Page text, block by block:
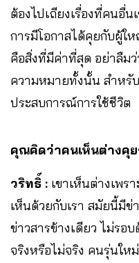
ต้องไปเถียงเรื่องที่คนอื่
การมีโอกาสได้คุยกับผู้
คือสิ่งที่มีค่าที่สุด อย่าลืม
ความหมายทั้งนั้น สำหรั
ประสบการณ์การใช้ชีวิต
คุณคิดว่าคนเห็นต่างคุย
วริทธิ์ : เขาเห็นต่างเพร
เห็นด้วยกับเรา สมัยนี้มีข่
ข่าวสารข้างเดียว ไม่รอ
จริงหรือไม่จริง คนรุ่นให